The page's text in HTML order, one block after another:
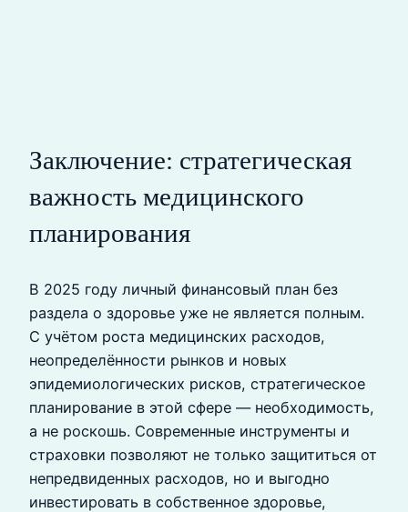
Заключение: стратегическая
важность медицинского
планирования
В 2025 году личный финансовый план без
раздела о здоровье уже не является полным.
С учётом роста медицинских расходов,
неопределённости рынков и новых
эпидемиологических рисков, стратегическое
планирование в этой сфере — необходимость,
а не роскошь. Современные инструменты и
страховки позволяют не только защититься от
непредвиденных расходов, но и выгодно
инвестировать в собственное здоровье,